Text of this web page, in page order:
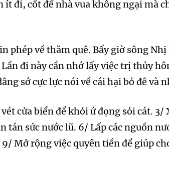
đi, cốt để nhà vua không ngại mà
phép về thăm quê. Bấy giờ sông
đi này cần nhớ lấy việc trị thủy
sớ cực lực nói về cái hại bỏ đê và
cửa biển để khỏi ứ đọng sỏi cát.
tán sức nước lũ. 6/ Lấp các nguồn
Mở rộng việc quyên tiền để giúp